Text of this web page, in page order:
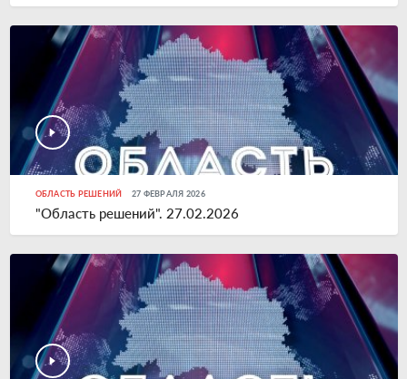
ОБЛАСТЬ РЕШЕНИЙ 27 ФЕВРАЛЯ 2026
"Область решений". 27.02.2026